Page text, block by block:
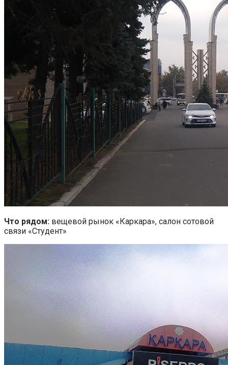
Что рядом: вещевой рынок «Каркара», салон сотовой
связи «Студент»